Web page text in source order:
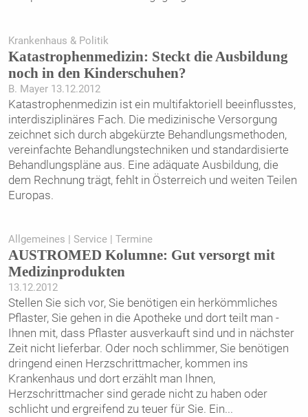
Krankenhaus & Politik
Katastrophenmedizin: Steckt die Ausbildung
noch in den Kinderschuhen?
B. Mayer 13.12.2012
Katastrophenmedizin ist ein multifaktoriell beeinflusstes,
interdisziplinäres Fach. Die medizinische Versorgung
zeichnet sich durch abgekürzte Behandlungsmethoden,
vereinfachte Behandlungstechniken und standardisierte
Behandlungspläne aus. Eine adäquate Ausbildung, die
dem Rechnung trägt, fehlt in Österreich und weiten Teilen
Europas.
Allgemeines | Service | Termine
AUSTROMED Kolumne: Gut versorgt mit
Medizinprodukten
13.12.2012
Stellen Sie sich vor, Sie benötigen ein herkömmliches
Pflaster, Sie gehen in die Apotheke und dort teilt man ­
Ihnen mit, dass Pflaster ausverkauft sind und in nächster
Zeit nicht lieferbar. Oder noch schlimmer, Sie benötigen
dringend einen Herzschrittmacher, kommen ins
Krankenhaus und dort erzählt man Ihnen,
Herzschrittmacher sind gerade nicht zu haben oder
schlicht und ergreifend zu teuer für Sie. Ein...